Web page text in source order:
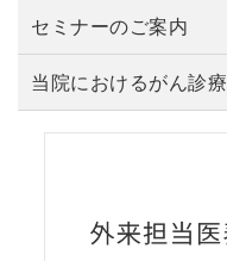
セミナーのご案内
当院におけるがん診療